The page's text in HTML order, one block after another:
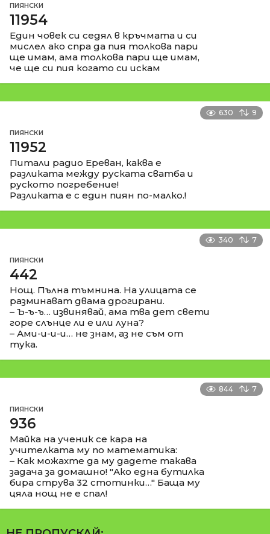
ПИЯНСКИ
11954
Един човек си седял в кръчмата и си
мислел ако спра да пия толкова пари
ще имам, ама толкова пари ще имам,
че ще си пия когато си искам
630 9
ПИЯНСКИ
11952
Питали радио Ереван, каква е
разликата между руската сватба и
руското погребение!
Разликата е с един пиян по-малко.!
340 7
ПИЯНСКИ
442
Нощ. Пълна тъмнина. На улицата се
разминават двама дрогирани.
– Ъ-ъ-ъ… извинявай, ама тва дет свети
горе слънце ли е или луна?
– Ами-и-и-и… не знам, аз не съм от
тука.
844 7
ПИЯНСКИ
936
Майка на ученик се кара на
учителката му по математика:
– Как можахте да му дадете такава
задача за домашно! "Ако една бутилка
бира струва 32 стотинки…" Баща му
цяла нощ не е спал!